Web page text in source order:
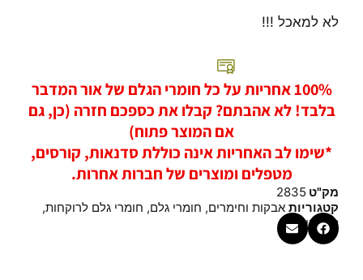
לא למאכל !!!
100% אחריות על כל חומרי הגלם של אור המדבר
בלבד! לא אהבתם? קבלו את כספכם חזרה (כן, גם
אם המוצר פתוח)
*שימו לב האחריות אינה כוללת סדנאות, קורסים,
מטפלים ומוצרים של חברות אחרות.
מק"ט 2835
קטגוריות אבקות וחימרים, חומרי גלם, חומרי גלם לרוקחות,
לסבונים